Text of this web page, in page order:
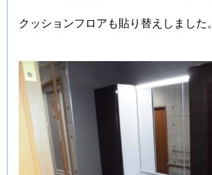
クッションフロアも貼り替えしました。